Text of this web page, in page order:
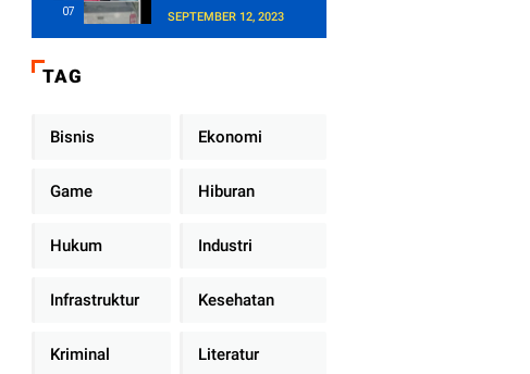
Lampung Utara
Asik Ngobrol
Dinas
SEPTEMBER 12, 2023
TAG
Bisnis Ekonomi
Game Hiburan
Hukum Industri
Infrastruktur Kesehatan
Kriminal Literatur